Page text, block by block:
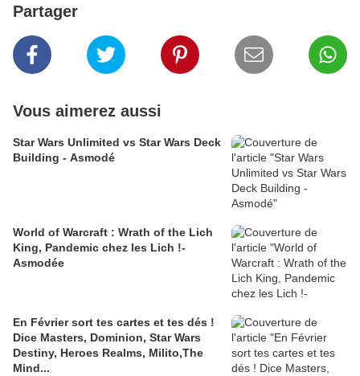
Partager
Vous aimerez aussi
Star Wars Unlimited vs Star Wars Deck
Building - Asmodé
World of Warcraft : Wrath of the Lich
King, Pandemic chez les Lich !-
Asmodée
En Février sort tes cartes et tes dés !
Dice Masters, Dominion, Star Wars
Destiny, Heroes Realms, Milito,The
Mind...